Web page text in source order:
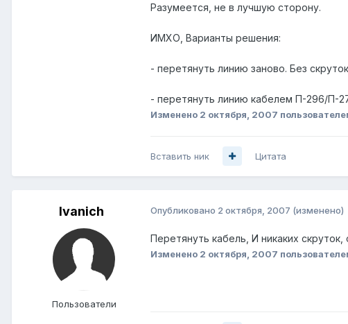
Разумеется, не в лучшую сторону.
ИМХО, Варианты решения:
- перетянуть линию заново. Без
- перетянуть линию кабелем П-296/П-
Изменено 2 октября, 2007
Вставить ник Цитата
Ivanich
Пользователи
Опубликовано 2 октября, 2007 (изменено)
Перетянуть кабель, И никаких скруток,
Изменено 2 октября, 2007